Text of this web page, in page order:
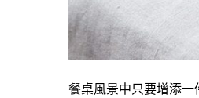
餐桌風景中只要增添